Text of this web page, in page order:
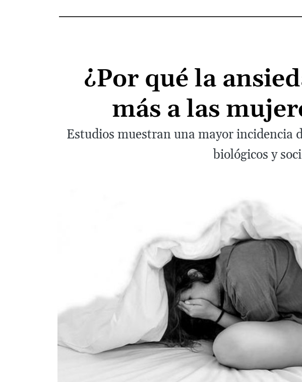
¿Por qué la
más a las
Estudios muestran una mayor incidencia
biológicos y